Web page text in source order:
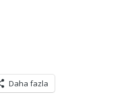
Daha fazla